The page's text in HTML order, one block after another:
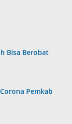
Bisa Berobat
Pemkab